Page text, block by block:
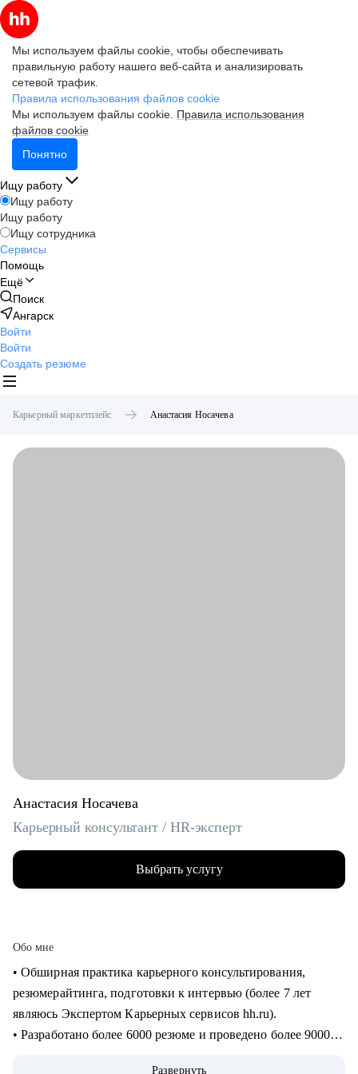
Мы используем файлы cookie, чтобы обеспечивать
правильную работу нашего веб-сайта и анализировать
сетевой трафик.
Правила использования файлов cookie
Мы используем файлы cookie. Правила использования
файлов cookie
Понятно
Ищу работу
Ищу работу
Ищу работу
Ищу сотрудника
Сервисы
Помощь
Ещё
Поиск
Ангарск
Войти
Войти
Создать резюме
Карьерный маркетплейс Анастасия Носачева
Анастасия Носачева
Карьерный консультант / HR-эксперт
Выбрать услугу
Обо мне
• Обширная практика карьерного консультирования,
резюмерайтинга, подготовки к интервью (более 7 лет
являюсь Экспертом Карьерных сервисов hh.ru).
• Разработано более 6000 резюме и проведено более 9000
Развернуть